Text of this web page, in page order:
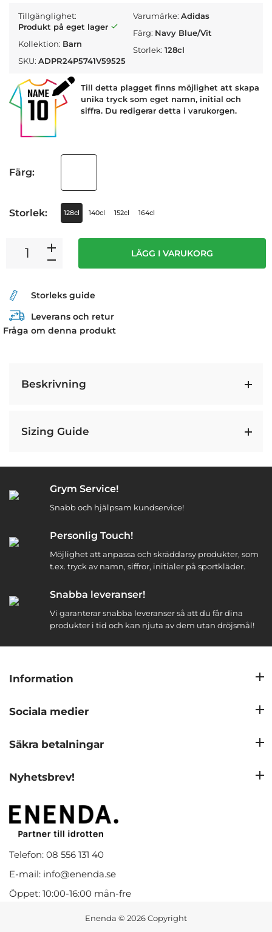
Tillgänglighet:
Produkt på eget lager
Kollektion: Barn
SKU: ADPR24P5741V59525
Varumärke:Adidas
Färg: Navy Blue/Vit
Storlek:128cl
Till detta plagget finns möjlighet att skapa
unika tryck som eget namn, initial och
siffra. Du redigerar detta i varukorgen.
Färg:
Storlek: 128cl 140cl 152cl 164cl
LÄGG I VARUKORG
Storleks guide
Leverans och retur
Fråga om denna produkt
Beskrivning
Sizing Guide
Grym Service!
Snabb och hjälpsam kundservice!
Personlig Touch!
Möjlighet att anpassa och skräddarsy produkter, som
t.ex. tryck av namn, siffror, initialer på sportkläder.
Snabba leveranser!
Vi garanterar snabba leveranser så att du får dina
produkter i tid och kan njuta av dem utan dröjsmål!
Telefon: 08 556 131 40
E-mail: info@enenda.se
Öppet: 10:00-16:00 mån-fre
Information
Sociala medier
Säkra betalningar
Nyhetsbrev!
Enenda © 2026 Copyright